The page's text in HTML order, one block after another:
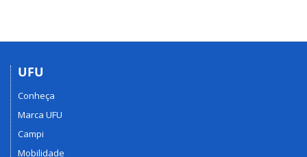
UFU
Conheça
Marca UFU
Campi
Mobilidade